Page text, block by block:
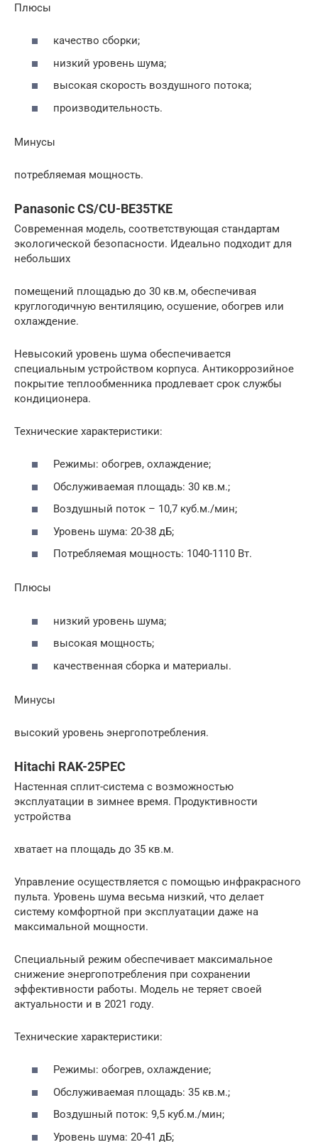
Плюсы
качество сборки;
низкий уровень шума;
высокая скорость воздушного потока;
производительность.
Минусы
потребляемая мощность.
Panasonic CS/CU-BE35TKE
Современная модель, соответствующая стандартам
экологической безопасности. Идеально подходит для
небольших
помещений площадью до 30 кв.м, обеспечивая
круглогодичную вентиляцию, осушение, обогрев или
охлаждение.
Невысокий уровень шума обеспечивается
специальным устройством корпуса. Антикоррозийное
покрытие теплообменника продлевает срок службы
кондиционера.
Технические характеристики:
Режимы: обогрев, охлаждение;
Обслуживаемая площадь: 30 кв.м.;
Воздушный поток – 10,7 куб.м./мин;
Уровень шума: 20-38 дБ;
Потребляемая мощность: 1040-1110 Вт.
Плюсы
низкий уровень шума;
высокая мощность;
качественная сборка и материалы.
Минусы
высокий уровень энергопотребления.
Hitachi RAK-25PEC
Настенная сплит-система с возможностью
эксплуатации в зимнее время. Продуктивности
устройства
хватает на площадь до 35 кв.м.
Управление осуществляется с помощью инфракрасного
пульта. Уровень шума весьма низкий, что делает
систему комфортной при эксплуатации даже на
максимальной мощности.
Специальный режим обеспечивает максимальное
снижение энергопотребления при сохранении
эффективности работы. Модель не теряет своей
актуальности и в 2021 году.
Технические характеристики:
Режимы: обогрев, охлаждение;
Обслуживаемая площадь: 35 кв.м.;
Воздушный поток: 9,5 куб.м./мин;
Уровень шума: 20-41 дБ;